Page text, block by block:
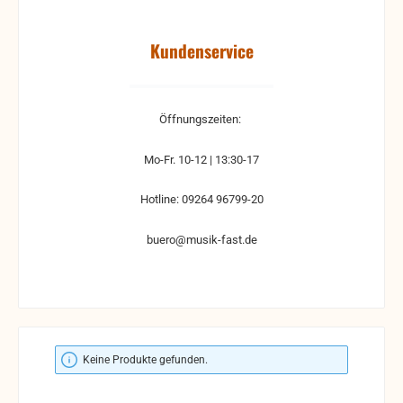
Kundenservice
Öffnungszeiten:
Mo-Fr. 10-12 | 13:30-17
Hotline: 09264 96799-20
buero@musik-fast.de
Keine Produkte gefunden.